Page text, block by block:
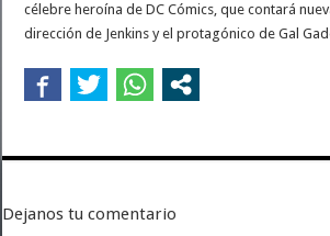
célebre heroína de DC Cómics, que contará
dirección de Jenkins y el protagónico de Gal
Dejanos tu comentario